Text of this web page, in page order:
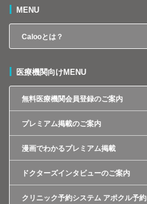
MENU
Calooとは？
医療機関向けMENU
無料医療機関会員登録のご案内
プレミアム掲載のご案内
漫画でわかるプレミアム掲載
ドクターズインタビューのご案内
クリニック予約システム アポクル予約